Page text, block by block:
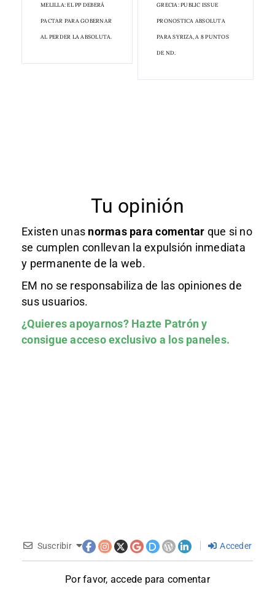
MELILLA: EL PP DEBERÁ
PACTAR PARA GOBERNAR
AL PERDER LA ABSOLUTA.
GRECIA: PUBLIC ISSUE
PRONOSTICA ABSOLUTA
PARA SYRIZA, A 8 PUNTOS
DE ND.
Tu opinión
Existen unas normas para comentar que si no
se cumplen conllevan la expulsión inmediata
y permanente de la web.
EM no se responsabiliza de las opiniones de
sus usuarios.
¿Quieres apoyarnos? Hazte Patróny
consigue acceso exclusivo a los paneles.
Suscribir Acceder
Por favor, accede para comentar